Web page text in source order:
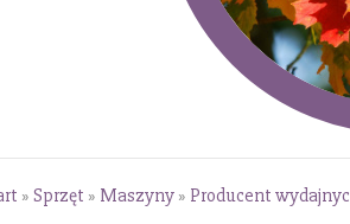
» Sprzęt » Maszyny » Producent